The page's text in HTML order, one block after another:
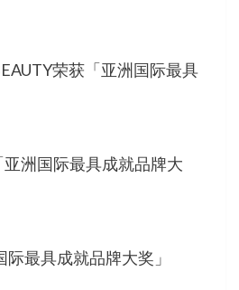
荣获「亚洲国际最具
洲国际最具成就品牌大
最具成就品牌大奖」